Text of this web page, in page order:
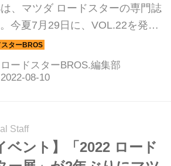
、マツダ ロードスターの専門誌
今夏7月29日に、VOL.22を発売
た。毎号付録が付くのですが、
強い日差しをシャットアウトす
ンシェード」。オリジナルイラ
イズにこだわりました。付録＝
け、とは一線を画す代物に仕上が
ます。
ロードスターBROS.編集部
Staff
ベント】「2022 ロード